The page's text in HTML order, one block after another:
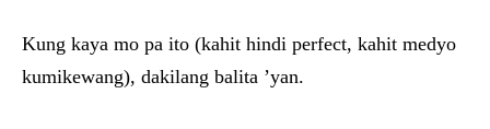
Kung kaya mo pa ito (kahit hindi perfect, kahit medyo
kumikewang), dakilang balita ’yan.